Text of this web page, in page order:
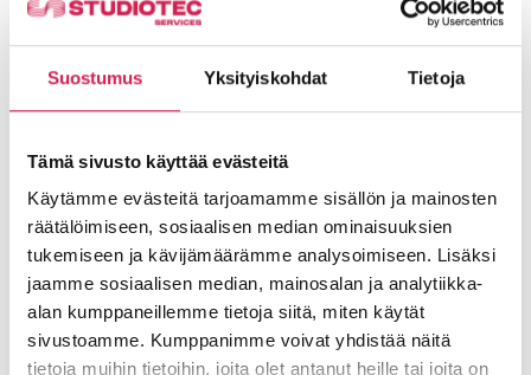
Suostumus Yksityiskohdat Tietoja
Tämä sivusto käyttää evästeitä
Käytämme evästeitä tarjoamamme sisällön ja mainosten
räätälöimiseen, sosiaalisen median ominaisuuksien
tukemiseen ja kävijämäärämme analysoimiseen. Lisäksi
jaamme sosiaalisen median, mainosalan ja analytiikka-
alan kumppaneillemme tietoja siitä, miten käytät
sivustoamme. Kumppanimme voivat yhdistää näitä
tietoja muihin tietoihin, joita olet antanut heille tai joita on
Lindström Talo – Uuden ajan
toimistohotelli
Lindström Talossa historiallinen miljöö kohtaa
modernin työn. Studiotecin toteuttamien, osin
kierrätettyjen AV-järjestelmien
helppokäyttöisyys, langattomuus ja
hybridiratkaisut ovat keränneet asiakkailta
paljon